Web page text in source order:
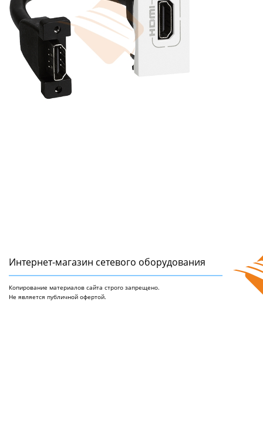
Интернет-магазин сетeвого оборудования
Копирование материалов сайта строго запрещено.
Не является публичной офертой.